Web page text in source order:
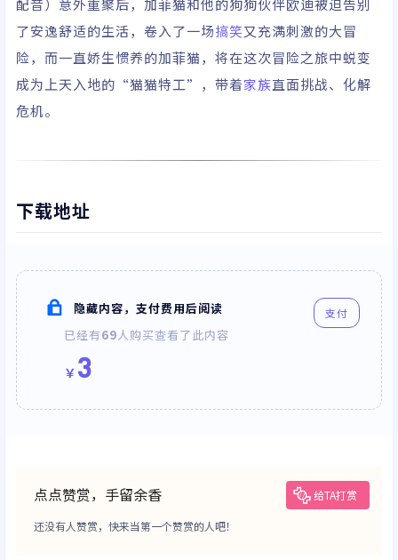
格斯·克劳德
配音）意外重聚后，加菲猫和他的狗狗伙伴欧迪被迫告别
了安逸舒适的生活，卷入了一场搞笑又充满刺激的大冒
险，而一直娇生惯养的加菲猫，将在这次冒险之旅中蜕变
成为上天入地的“猫猫特工”，带着家族直面挑战、化解
危机。
下载地址
隐藏内容，支付费用后阅读
已经有69人购买查看了此内容
￥ 3
支付
点点赞赏，手留余香 给TA打赏
还没有人赞赏，快来当第一个赞赏的人吧！